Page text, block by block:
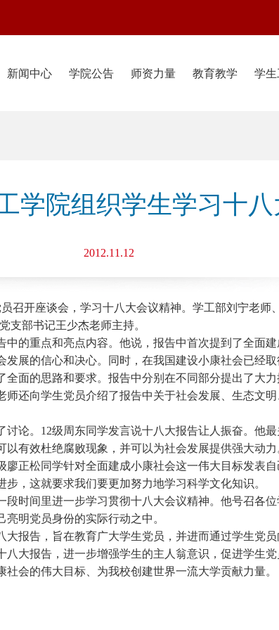
新闻中心 学院公告 师资力量 教育教学 学
学院组织学生学习十
2012.11.12
召开座谈会，学习十八大会议精神。学工部刘宁老师
支部书记王少杰老师主持。
的重点和亮点内容。他说，报告中首次提到了全面
展的信心和决心。同时，在我国建设小康社会已经
面的思路和要求。报告中分别在不同部分提出了大
还向学生党员介绍了报告中关于社会发展、生态文
论。12级周东同学发言说十八大报告让人振奋。他
有效杜绝腐败现象，并可以为社会发展提供强大动
正松同学针对全面建成小康社会这一伟大目标发表
，这就要求我们要更加努力地学习科学文化知识。
时间里进一步学习贯彻十八大会议精神。他号召各
明党员身份的实际行动之中。
报告，旨在教育广大学生党员，并进而通过学生党
大报告，进一步增强学生的主人翁意识，促进学生
会的伟大目标、为我校创建世界一流大学贡献力量。